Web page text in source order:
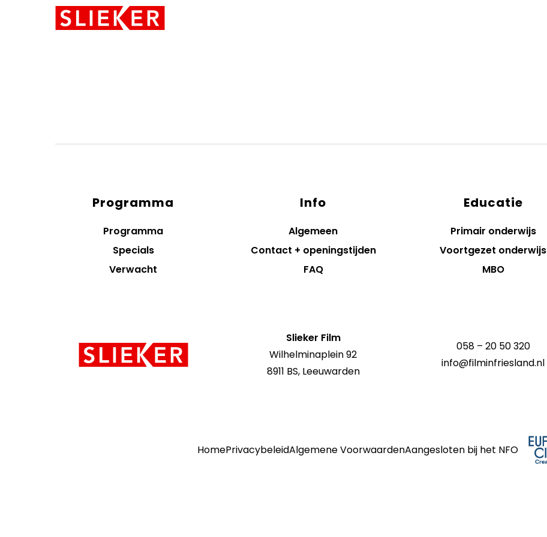
DienstenProgramma
Programma
Specials
Verwacht
Info
Algemeen
Contact + openingstijden
FAQ
Educatie
Primair onderwijs
Voortgezet onderwijs
MBO
informatie
Slieker Film
Wilhelminaplein 92
8911 BS, Leeuwarden
058 – 20 50 320
info@filminfriesland.nl
HomePrivacybeleidAlgemene VoorwaardenAangesloten bij het NFO